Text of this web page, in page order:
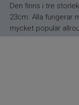
Den finns i tre
23cm. Alla fungerar
mycket populär